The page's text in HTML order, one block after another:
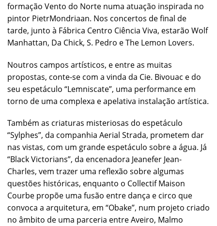
formação Vento do Norte numa atuação inspirada no
pintor PietrMondriaan. Nos concertos de final de
tarde, junto à Fábrica Centro Ciência Viva, estarão Wolf
Manhattan, Da Chick, S. Pedro e The Lemon Lovers.
Noutros campos artísticos, e entre as muitas
propostas, conte-se com a vinda da Cie. Bivouac e do
seu espetáculo “Lemniscate”, uma performance em
torno de uma complexa e apelativa instalação artística.
Também as criaturas misteriosas do espetáculo
“Sylphes”, da companhia Aerial Strada, prometem dar
nas vistas, com um grande espetáculo sobre a água. Já
“Black Victorians”, da encenadora Jeanefer Jean-
Charles, vem trazer uma reflexão sobre algumas
questões históricas, enquanto o Collectif Maison
Courbe propõe uma fusão entre dança e circo que
convoca a arquitetura, em “Obake”, num projeto criado
no âmbito de uma parceria entre Aveiro, Malmo